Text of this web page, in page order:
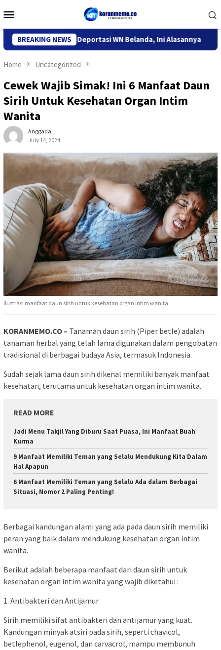
to
Menu
BREAKING NEWS
Kediri Deportasi WN Belanda, Ini Alasannya 9
Home Uncategorized
Cewek Wajib Simak! Ini 6 Manfaat Daun
Sirih Untuk Kesehatan Organ Intim
Wanita
Anggada
July 14, 2024
Ilustrasi manfaat daun sirih untuk kesehatan organ intim wanita
KORANMEMO.CO – Tanaman daun sirih (Piper betle) adalah
tanaman herbal yang telah lama digunakan dalam pengobatan
tradisional di berbagai budaya Asia, termasuk Indonesia.
Sudah sejak lama daun sirih dikenal memiliki banyak manfaat
kesehatan, terutama untuk kesehatan organ intim wanita.
READ MORE
Jadi Menu Takjil Yang Diburu Saat Puasa, Ini Manfaat Buah
Kurma
9 Manfaat Memiliki Teman yang Selalu Mendukung Kita Dalam
Hal Apapun
6 Manfaat Memiliki Teman yang Selalu Ada dalam Berbagai
Situasi, Nomor 2 Paling Penting!
Berbagai kandungan alami yang ada pada daun sirih memiliki
peran yang baik dalam mendukung kesehatan organ intim
wanita.
Berikut adalah beberapa manfaat dari daun sirih untuk
kesehatan organ intim wanita yang wajib diketahui :
1. Antibakteri dan Antijamur
Sirih memiliki sifat antibakteri dan antijamur yang kuat.
Kandungan minyak atsiri pada sirih, seperti chavicol,
betlephenol, eugenol, dan carvacrol, mampu membunuh